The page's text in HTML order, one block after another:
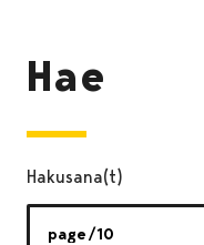
Hae
Hakusana(t)